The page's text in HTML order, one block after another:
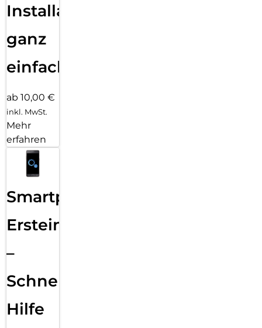
Installation
ganz
einfach
ab 10,00 €
inkl. MwSt.
Mehr
erfahren
Smartphone
Ersteinrichtung
–
Schnelle
Hilfe